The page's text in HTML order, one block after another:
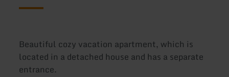
Beautiful cozy vacation apartment, which is
located in a detached house and has a separate
entrance.